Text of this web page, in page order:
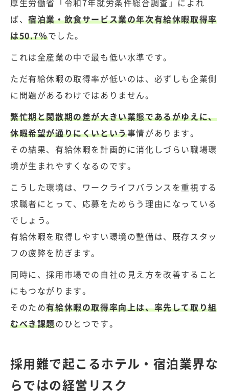
厚生労働省「令和7年就労条件総合調査」 によれ
ば、宿泊業・飲食サービス業の年次有給休暇取得率
は50.7％でした。
これは全産業の中で最も低い水準です。
ただ有給休暇の取得率が低いのは、必ずしも企業側
に問題があるわけではありません。
繁忙期と閑散期の差が大きい業態であるがゆえに、
休暇希望が通りにくいという事情があります。
その結果、有給休暇を計画的に消化しづらい職場環
境が生まれやすくなるのです。
こうした環境は、ワークライフバランスを重視する
求職者にとって、応募をためらう理由になっている
でしょう。
有給休暇を取得しやすい環境の整備は、既存スタッ
フの疲弊を防ぎます。
同時に、採用市場での自社の見え方を改善すること
にもつながります。
そのため有給休暇の取得率向上は、率先して取り組
むべき課題のひとつです。
採用難で起こるホテル・宿泊業界な
らではの経営リスク